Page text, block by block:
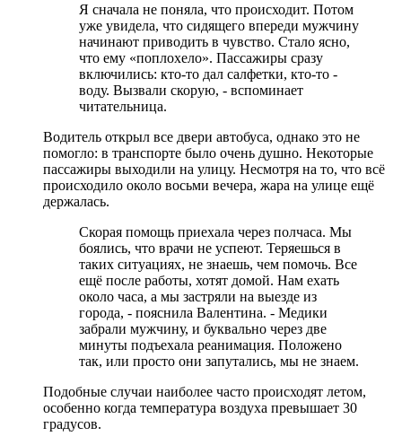
Я сначала не поняла, что происходит. Потом
уже увидела, что сидящего впереди мужчину
начинают приводить в чувство. Стало ясно,
что ему «поплохело». Пассажиры сразу
включились: кто-то дал салфетки, кто-то -
воду. Вызвали скорую, - вспоминает
читательница.
Водитель открыл все двери автобуса, однако это не
помогло: в транспорте было очень душно. Некоторые
пассажиры выходили на улицу. Несмотря на то, что всё
происходило около восьми вечера, жара на улице ещё
держалась.
Скорая помощь приехала через полчаса. Мы
боялись, что врачи не успеют. Теряешься в
таких ситуациях, не знаешь, чем помочь. Все
ещё после работы, хотят домой. Нам ехать
около часа, а мы застряли на выезде из
города, - пояснила Валентина. - Медики
забрали мужчину, и буквально через две
минуты подъехала реанимация. Положено
так, или просто они запутались, мы не знаем.
Подобные случаи наиболее часто происходят летом,
особенно когда температура воздуха превышает 30
градусов.